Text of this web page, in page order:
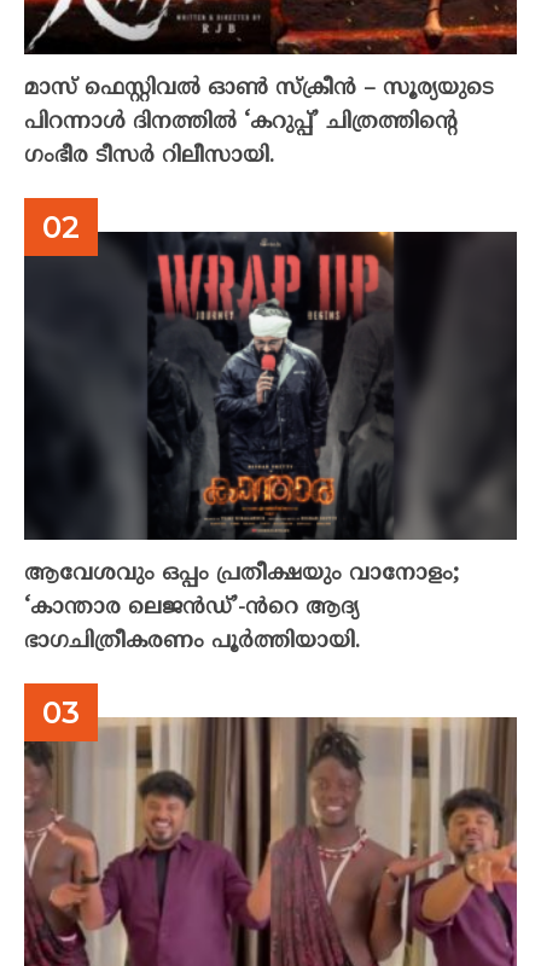
മാസ് ഫെസ്റ്റിവൽ ഓൺ സ്‌ക്രീൻ – സൂര്യയുടെ
പിറന്നാൾ ദിനത്തിൽ ‘കറുപ്പ്’ ചിത്രത്തിന്റെ
ഗംഭീര ടീസർ റിലീസായി.
ആവേശവും ഒപ്പം പ്രതീക്ഷയും വാനോളം;
‘കാന്താര ലെജൻഡ്’-ൻറെ ആദ്യ
ഭാഗചിത്രീകരണം പൂർത്തിയായി.